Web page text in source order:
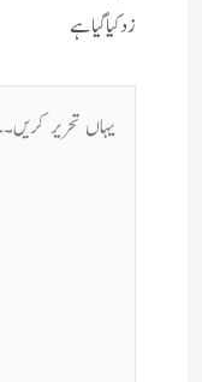
زد کیا گیا ہے
یہاں
تحریر